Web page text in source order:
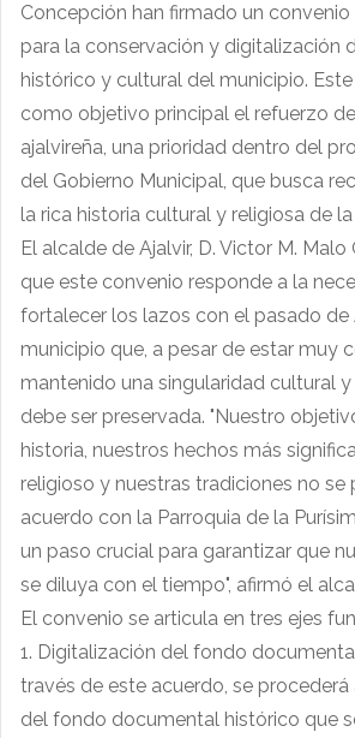
Concepción han firmado un
para la conservación y digitalización
histórico y cultural del municipio.
como objetivo principal el refuerzo
ajalvireña, una prioridad dentro del
del Gobierno Municipal, que busca
la rica historia cultural y religiosa de
El alcalde de Ajalvir, D. Victor M.
que este convenio responde a la
fortalecer los lazos con el pasado de
municipio que, a pesar de estar muy
mantenido una singularidad cultural
debe ser preservada. "Nuestro
historia, nuestros hechos más
religioso y nuestras tradiciones no se
acuerdo con la Parroquia de la
un paso crucial para garantizar que
se diluya con el tiempo", afirmó el
El convenio se articula en tres ejes
1. Digitalización del fondo
través de este acuerdo, se
del fondo documental histórico que